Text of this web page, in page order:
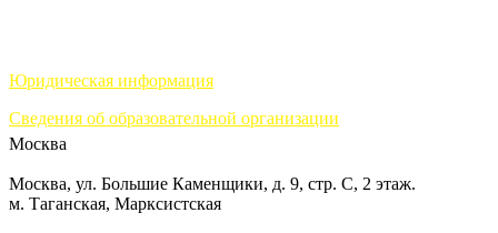
Юридическая информация
Сведения об образовательной организации
Москва
Москва, ул. Большие Каменщики, д. 9, стр. С, 2 этаж.
м. Таганская, Марксистская